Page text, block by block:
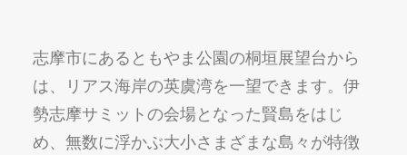
志摩市にあるともやま公園の桐垣展望台から
は、リアス海岸の英虞湾を一望できます。伊
勢志摩サミットの会場となった賢島をはじ
め、無数に浮かぶ大小さまざまな島々が特徴